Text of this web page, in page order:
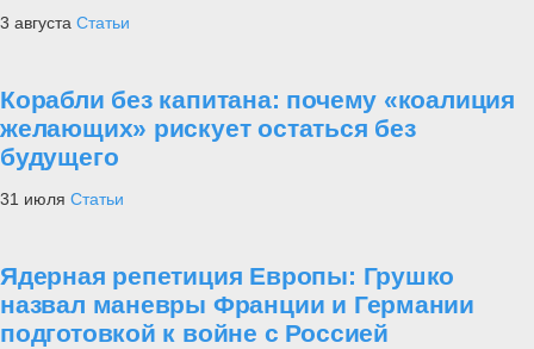
3 августа Статьи
Корабли без капитана: почему «коалиция
желающих» рискует остаться без
будущего
31 июля Статьи
Ядерная репетиция Европы: Грушко
назвал маневры Франции и Германии
подготовкой к войне с Россией